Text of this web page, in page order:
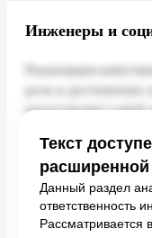
Инженеры и
Текст
расширенной
Данный раздел
ответственность
Рассматривается